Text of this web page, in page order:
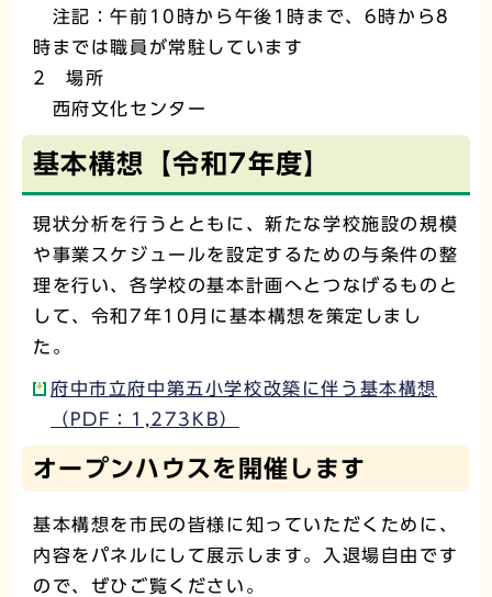
注記：午前10時から午後1時まで、6時から8
時までは職員が常駐しています
2 場所
西府文化センター
基本構想【令和7年度】
現状分析を行うとともに、新たな学校施設の規模
や事業スケジュールを設定するための与条件の整
理を行い、各学校の基本計画へとつなげるものと
して、令和7年10月に基本構想を策定しまし
た。
府中市立府中第五小学校改築に伴う基本構想
（PDF：1,273KB）
オープンハウスを開催します
基本構想を市民の皆様に知っていただくために、
内容をパネルにして展示します。入退場自由です
ので、ぜひご覧ください。